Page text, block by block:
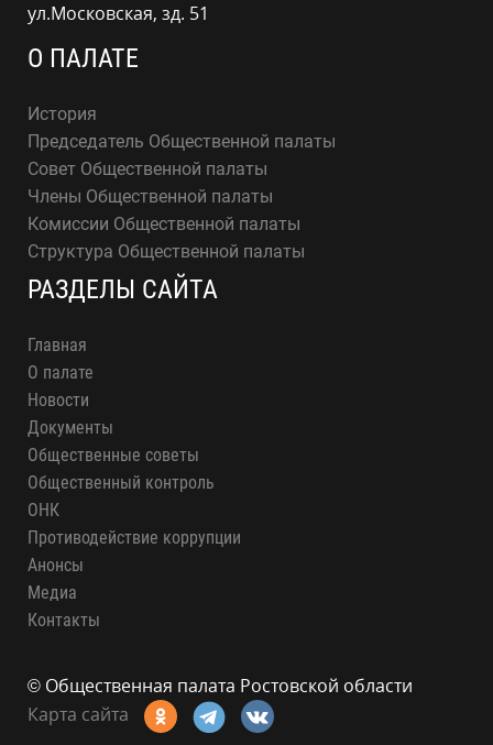
ул.Московская, зд. 51
О ПАЛАТЕ
История
Председатель Общественной палаты
Совет Общественной палаты
Члены Общественной палаты
Комиссии Общественной палаты
Структура Общественной палаты
РАЗДЕЛЫ САЙТА
Главная
О палате
Новости
Документы
Общественные советы
Общественный контроль
ОНК
Противодействие коррупции
Анонсы
Медиа
Контакты
© Общественная палата Ростовской области
Карта сайта